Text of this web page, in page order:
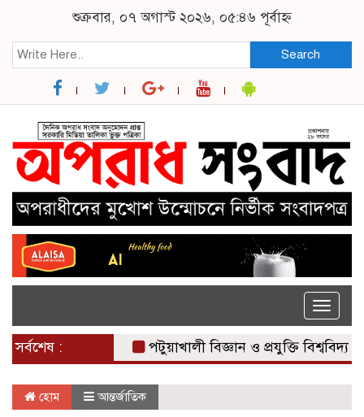
শুক্রবার, ০৭ অগাস্ট ২০২৬, ০৫:৪৬ পূর্বাহ্ন
Search
Toggle
সর্বশেষ : পটুয়াখালী বিজ্ঞান ও প্রযুক্তি
হোম আন্তর্জাতিক